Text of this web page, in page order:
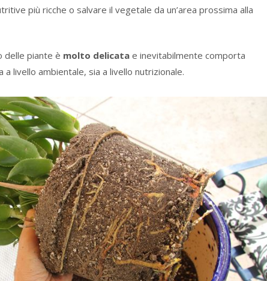
più ricche o salvare il vegetale da un’area prossima alla
delle piante è molto delicata e inevitabilmente comporta
livello ambientale, sia a livello nutrizionale.